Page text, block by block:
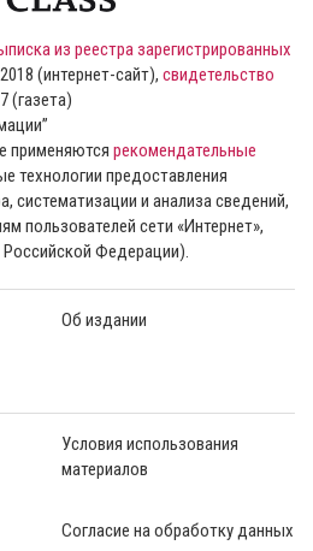
из реестра зарегистрированных
(интернет-сайт), свидетельство
(газета)
применяются рекомендательные
технологии предоставления
систематизации и анализа сведений,
пользователей сети «Интернет»,
Федерации).
Об издании
Условия использования
материалов
Согласие на обработку данных